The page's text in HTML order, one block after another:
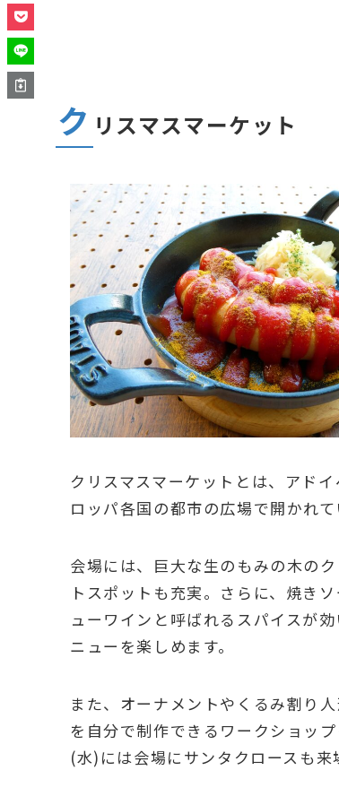
ク リスマスマーケット
クリスマスマーケットとは、アド
ロッパ各国の都市の広場で開かれ
会場には、巨大な生のもみの木の
トスポットも充実。さらに、焼き
ューワインと呼ばれるスパイスが
ニューを楽しめます。
また、オーナメントやくるみ割り
を自分で制作できるワークショッ
(水)には会場にサンタクロースも来